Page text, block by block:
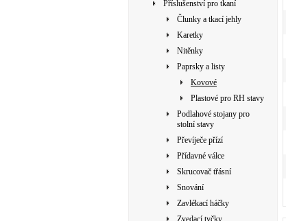
Příslušenství pro tkaní
Člunky a tkací jehly
Karetky
Nitěnky
Paprsky a listy
Kovové
Plastové pro RH stavy
Podlahové stojany pro
stolní stavy
Převíječe přízí
Přídavné válce
Skrucovač třásní
Snování
Zavlékací háčky
Zvedací tyčky